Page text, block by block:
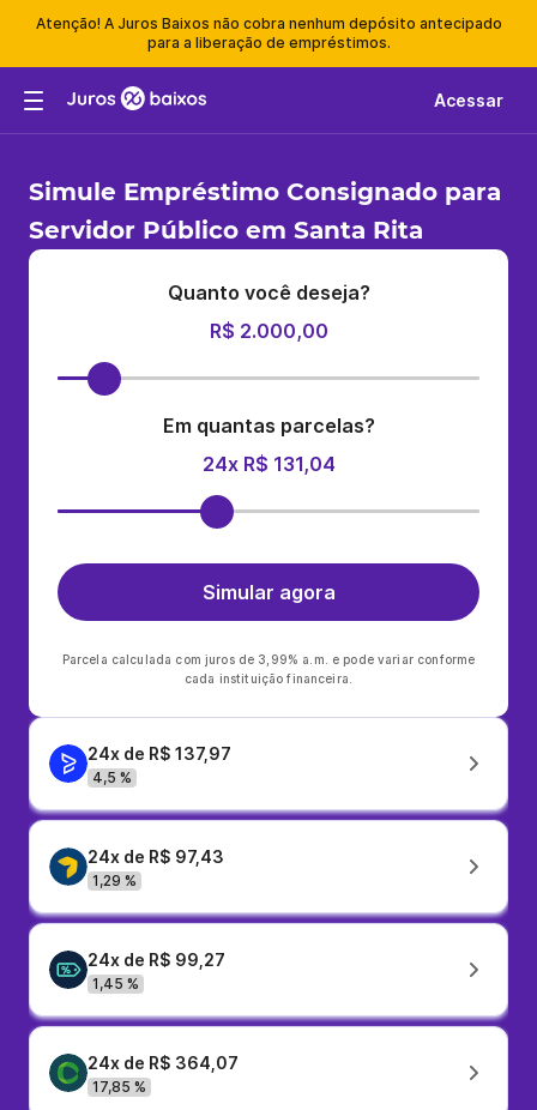
Atenção! A Juros Baixos não cobra nenhum depósito antecipado
para a liberação de empréstimos.
Acessar
Simule Empréstimo Consignado para
Servidor Público em Santa Rita
Quanto você deseja?
R$ 2.000,00
Em quantas parcelas?
24x R$ 131,04
Simular agora
Parcela calculada com juros de 3,99% a.m. e pode variar conforme
cada instituição financeira.
24x de R$ 137,97
4,5 %
24x de R$ 97,43
1,29 %
24x de R$ 99,27
1,45 %
24x de R$ 364,07
17,85 %